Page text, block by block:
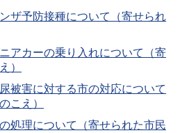
ザ予防接種について（寄せられ
アカーの乗り入れについて（寄
）
被害に対する市の対応について
こえ）
処理について（寄せられた市民